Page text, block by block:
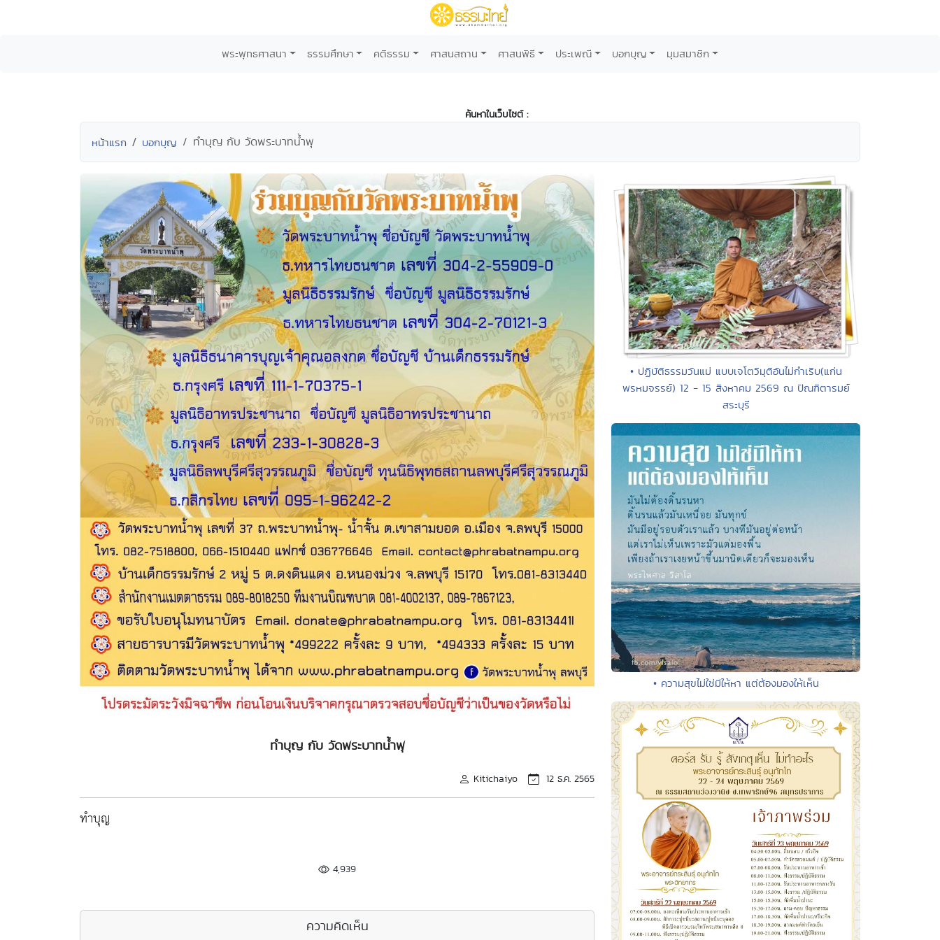
พระพุทธศาสนา ธรรมศึกษา คติธรรม ศาสนสถาน ศาสนพิธี ประเพณี บอกบุญ มุมสมาชิก
ค้นหาในเว็บไซต์ :
หน้าแรก บอกบุญ ทำบุญ กับ วัดพระบาทน้ำพุ
ทำบุญ กับ วัดพระบาทน้ำพุ
Kitichaiyo 12 ธ.ค. 2565
ทำบุญ
4,939
ความคิดเห็น
• ปฏิบัติธรรมวันแม่ แบบเจโตวิมุติอันไม่กำเริบ(แก่น
พรหมจรรย์) 12 - 15 สิงหาคม 2569 ณ ปัณฑิตารมย์
สระบุรี
• ความสุขไม่ใช่มีให้หา แต่ต้องมองให้เห็น